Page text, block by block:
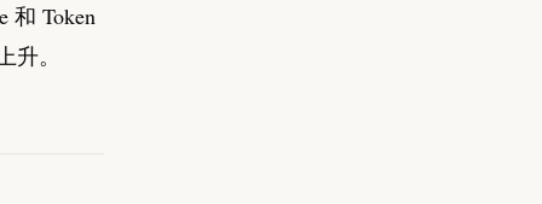
和 Token
。